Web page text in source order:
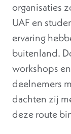
organisaties
UAF en
ervaring
buitenland.
workshops
deelnemers
dachten zij
deze route